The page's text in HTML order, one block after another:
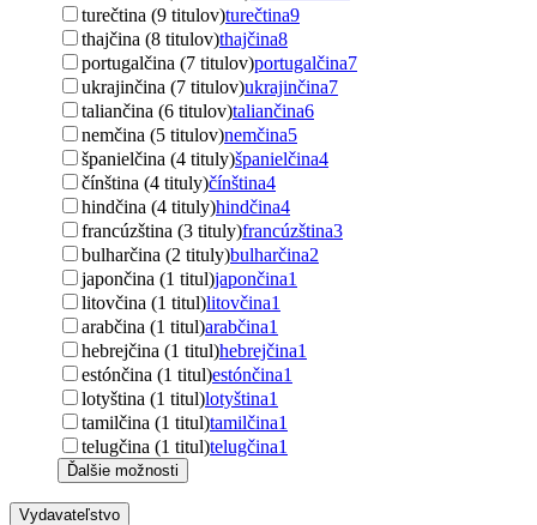
turečtina (9 titulov)turečtina9
thajčina (8 titulov)thajčina8
portugalčina (7 titulov)portugalčina7
ukrajinčina (7 titulov)ukrajinčina7
taliančina (6 titulov)taliančina6
nemčina (5 titulov)nemčina5
španielčina (4 tituly)španielčina4
čínština (4 tituly)čínština4
hindčina (4 tituly)hindčina4
francúzština (3 tituly)francúzština3
bulharčina (2 tituly)bulharčina2
japončina (1 titul)japončina1
litovčina (1 titul)litovčina1
arabčina (1 titul)arabčina1
hebrejčina (1 titul)hebrejčina1
estónčina (1 titul)estónčina1
lotyština (1 titul)lotyština1
tamilčina (1 titul)tamilčina1
telugčina (1 titul)telugčina1
Ďalšie možnosti
Vydavateľstvo